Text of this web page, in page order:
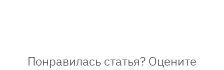
Понравилась статья? Оцените